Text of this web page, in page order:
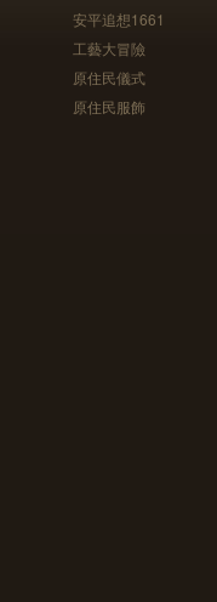
安平追想1661
工藝大冒險
原住民儀式
原住民服飾